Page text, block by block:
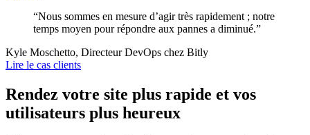
“Nous sommes en mesure d’agir très rapidement ; notre
temps moyen pour répondre aux pannes a diminué.”
Kyle Moschetto, Directeur DevOps chez Bitly
Lire le cas clients
Rendez votre site plus rapide et vos
utilisateurs plus heureux